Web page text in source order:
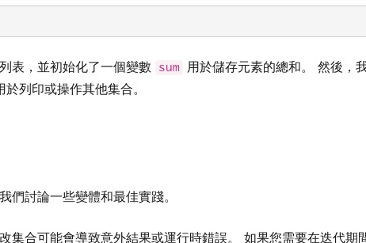
表，並初始化了一個變數 sum 用於儲存元素的總和。 然後，
列印或操作其他集合。
們討論一些變體和最佳實踐。
集合可能會導致意外結果或運行時錯誤。 如果您需要在迭代期